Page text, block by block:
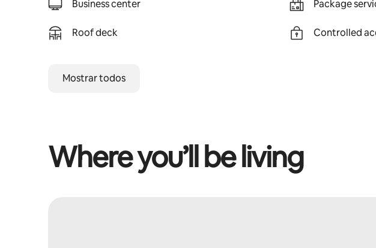
Business center
Roof deck
Package
Controlled
Mostrar todos
Where you’ll be living